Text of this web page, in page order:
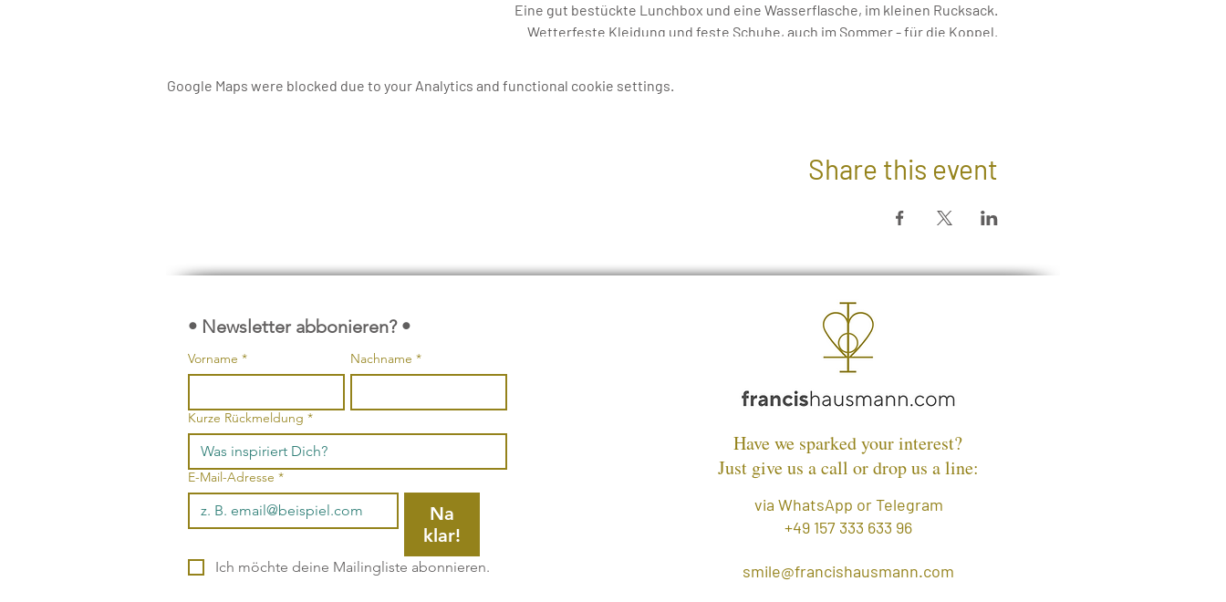
Eine gut bestückte Lunchbox und eine Wasserflasche, im kleinen Rucksack.
Wetterfeste Kleidung und feste Schuhe, auch im Sommer - für die Koppel.
Falls Deine Eltern Dich einmal nicht bringen können, kommst Du auch mit Bus gut bei uns an, Bus 608 und 613 halten ca
50 m vor dem Tor an der Haltestelle "Langerwisch - Am Plan".
Wir freuen uns auf Dich!
Google Maps were blocked due to your Analytics and functional cookie settings.
Share this event
• Newsletter abbonieren? •
Vorname * Nachname *
Kurze Rückmeldung *
E-Mail-Adresse *
Na
klar!
Ich möchte deine Mailingliste abonnieren.
Have we sparked your interest?
Just give us a call or drop us a line:
via WhatsApp or Telegram
+49 157 333 633 96
smile@francishausmann.com